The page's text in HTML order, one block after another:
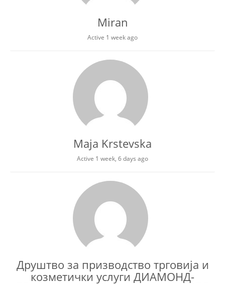
Miran
Active 1 week ago
Maja Krstevska
Active 1 week, 6 days ago
Друштво за призводство трговија и
козметички услуги ДИАМОНД-